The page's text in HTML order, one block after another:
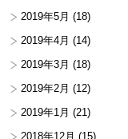
2019年5月 (18)
2019年4月 (14)
2019年3月 (18)
2019年2月 (12)
2019年1月 (21)
2018年12月 (15)